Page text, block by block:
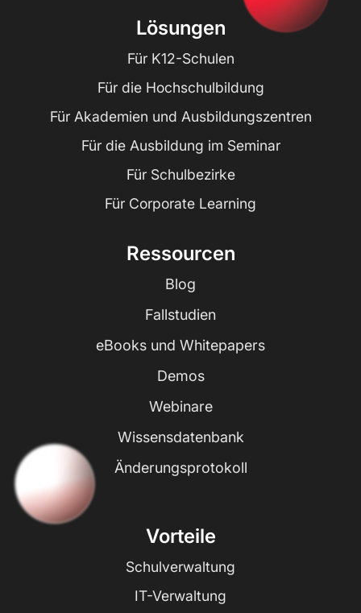
Lösungen
Für K12-Schulen
Für die Hochschulbildung
Für Akademien und Ausbildungszentren
Für die Ausbildung im Seminar
Für Schulbezirke
Für Corporate Learning
Ressourcen
Blog
Fallstudien
eBooks und Whitepapers
Demos
Webinare
Wissensdatenbank
Änderungsprotokoll
Vorteile
Schulverwaltung
IT-Verwaltung